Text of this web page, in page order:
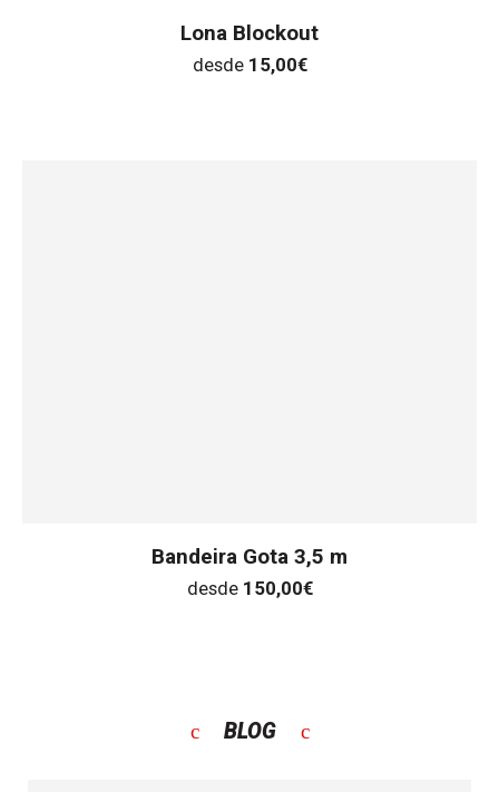
Lona Blockout
desde 15,00€
Bandeira Gota 3,5 m
desde 150,00€
BLOG